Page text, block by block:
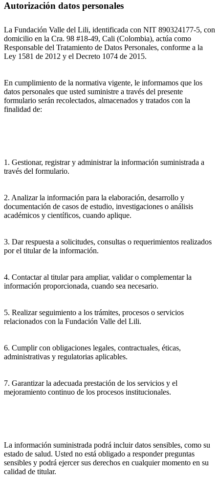
Autorización datos personales
La Fundación Valle del Lili, identificada con NIT 890324177-5, con
domicilio en la Cra. 98 #18-49, Cali (Colombia), actúa como
Responsable del Tratamiento de Datos Personales, conforme a la
Ley 1581 de 2012 y el Decreto 1074 de 2015.
En cumplimiento de la normativa vigente, le informamos que los
datos personales que usted suministre a través del presente
formulario serán recolectados, almacenados y tratados con la
finalidad de:
1. Gestionar, registrar y administrar la información suministrada a
través del formulario.
2. Analizar la información para la elaboración, desarrollo y
documentación de casos de estudio, investigaciones o análisis
académicos y científicos, cuando aplique.
3. Dar respuesta a solicitudes, consultas o requerimientos realizados
por el titular de la información.
4. Contactar al titular para ampliar, validar o complementar la
información proporcionada, cuando sea necesario.
5. Realizar seguimiento a los trámites, procesos o servicios
relacionados con la Fundación Valle del Lili.
6. Cumplir con obligaciones legales, contractuales, éticas,
administrativas y regulatorias aplicables.
7. Garantizar la adecuada prestación de los servicios y el
mejoramiento continuo de los procesos institucionales.
La información suministrada podrá incluir datos sensibles, como su
estado de salud. Usted no está obligado a responder preguntas
sensibles y podrá ejercer sus derechos en cualquier momento en su
calidad de titular.